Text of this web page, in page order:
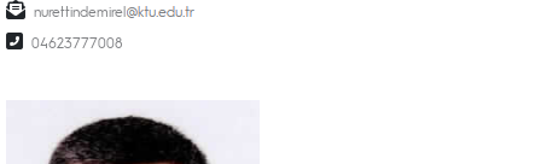
nurettindemirel
04623777008